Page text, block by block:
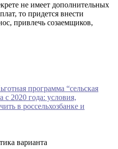
не имеет дополнительных
то придется внести
привлечь созаемщиков,
программа “сельская
с 2020 года: условия,
в россельхозбанке и
варианта